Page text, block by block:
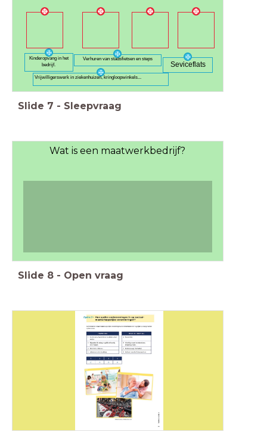
Verhuren van stadsfietsen en steps
Seviceflats
Kinderopvang in het
bedrijf.
Vrijwilligerswerk in ziekenhuizen, kringloopwinkels...
Slide 7 - Sleepvraag
Wat is een maatwerkbedrijf?
Slide 8 - Open vraag